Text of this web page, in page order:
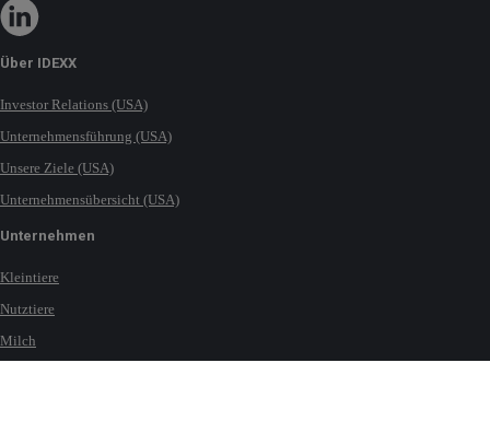
Über IDEXX
Investor Relations (USA)
Unternehmensführung (USA)
Unsere Ziele (USA)
Unternehmensübersicht (USA)
Unternehmen
Kleintiere
Nutztiere
Milch